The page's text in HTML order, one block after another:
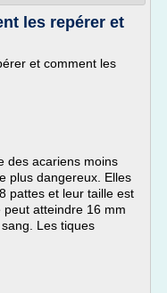
les repérer et
et comment les
des acariens moins
plus dangereux. Elles
pattes et leur taille est
atteindre 16 mm
Les tiques